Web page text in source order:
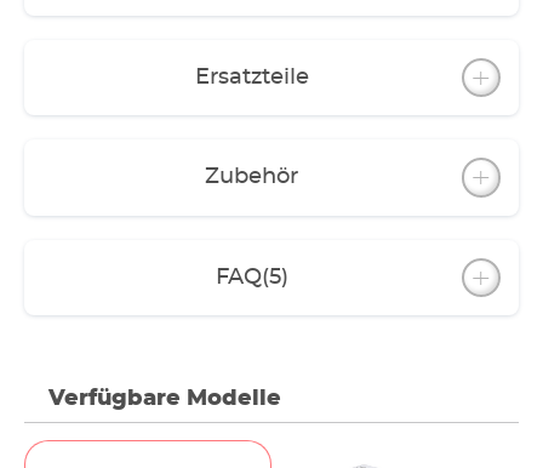
Behälter einsetzen
Die Filter können mit Filterschwämmen und -
vliesen betrieben werden. Es empfiehlt sich
Komplett-Sets für jedes Modell (außer für classic
Ersatzteile
Zubehör
FAQ(5)
Verfügbare Modelle